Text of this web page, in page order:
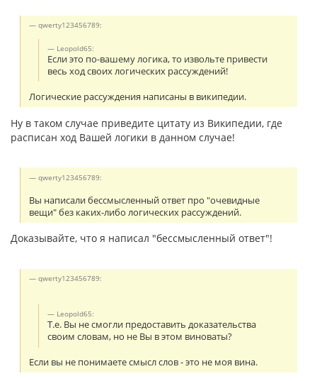
qwerty123456789:
Leopold65:
Если это по-вашему логика, то извольте привести
весь ход своих логических рассуждений!
Логические рассуждения написаны в википедии.
Ну в таком случае приведите цитату из Википедии, где
расписан ход Вашей логики в данном случае!
qwerty123456789:
Вы написали бессмысленный ответ про "очевидные
вещи" без каких-либо логических рассуждений.
Доказывайте, что я написал "бессмысленный ответ"!
qwerty123456789:
Leopold65:
Т.е. Вы не смогли предоставить доказательства
своим словам, но не Вы в этом виноваты?
Если вы не понимаете смысл слов - это не моя вина.